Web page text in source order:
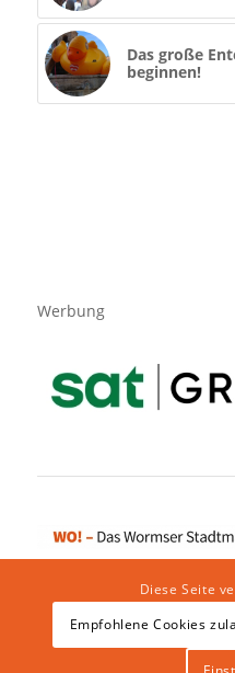
Das große
beginnen!
Werbung
Impressum|Datenschutzerklärung
Diese Seite
Empfohlene Cookies